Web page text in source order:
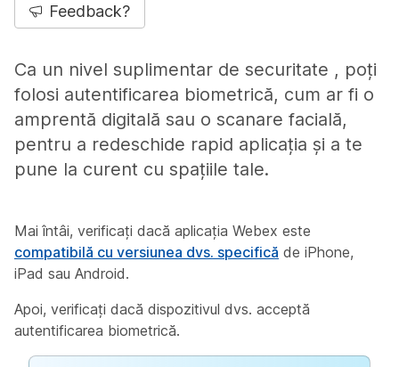
Feedback?
Ca un nivel suplimentar de securitate , poți
folosi autentificarea biometrică, cum ar fi o
amprentă digitală sau o scanare facială,
pentru a redeschide rapid aplicația și a te
pune la curent cu spațiile tale.
Mai întâi, verificați dacă aplicația Webex este
compatibilă cu versiunea dvs. specifică de iPhone,
iPad sau Android.
Apoi, verificați dacă dispozitivul dvs. acceptă
autentificarea biometrică.